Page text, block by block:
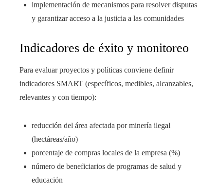
implementación de mecanismos para resolver disputas
y garantizar acceso a la justicia a las comunidades
Indicadores de éxito y monitoreo
Para evaluar proyectos y políticas conviene definir
indicadores SMART (específicos, medibles, alcanzables,
relevantes y con tiempo):
reducción del área afectada por minería ilegal
(hectáreas/año)
porcentaje de compras locales de la empresa (%)
número de beneficiarios de programas de salud y
educación